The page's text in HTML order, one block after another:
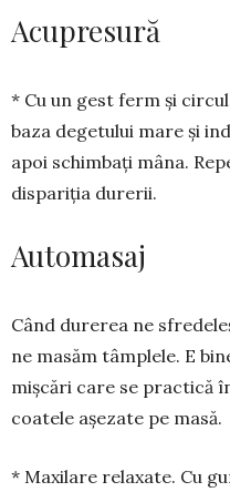
Acupresură
* Cu un gest ferm și
baza degetului mare și
apoi schimbați mâna.
dispariția durerii.
Automasaj
Când durerea ne
ne masăm tâmplele. E
mișcări care se practică
coatele așezate pe masă.
* Maxilare relaxate. Cu